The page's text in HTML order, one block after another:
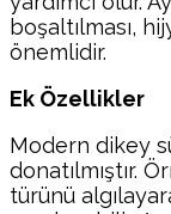
boşaltılması,
önemlidir.
Ek Özellikler
Modern dikey
donatılmıştır.
türünü